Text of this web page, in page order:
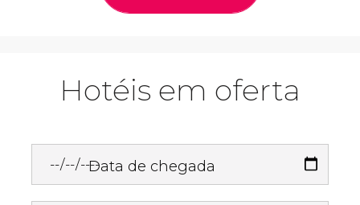
Hotéis em oferta
Data de chegada